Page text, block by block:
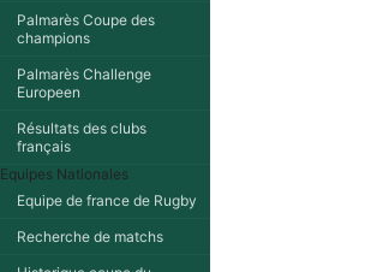
Palmarès Coupe des
champions
Palmarès Challenge
Europeen
Résultats des clubs
français
Equipes Nationales
Equipe de france de Rugby
Recherche de matchs